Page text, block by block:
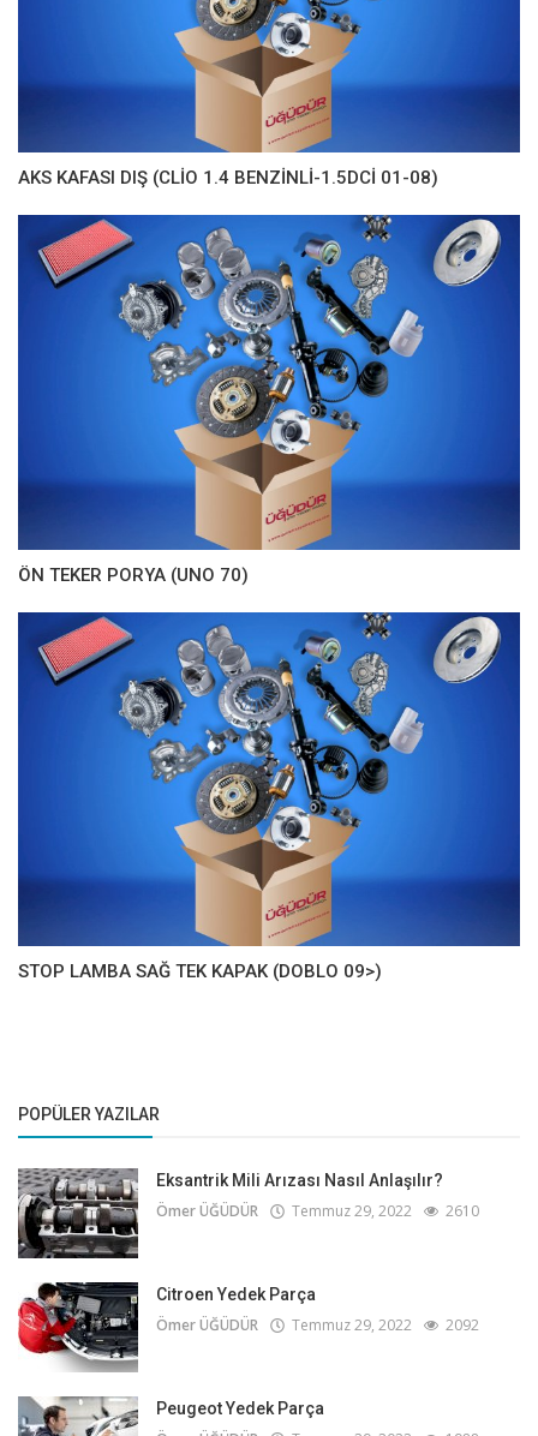
AKS KAFASI DIŞ (CLİO 1.4 BENZİNLİ-1.5DCİ 01-08)
ÖN TEKER PORYA (UNO 70)
STOP LAMBA SAĞ TEK KAPAK (DOBLO 09>)
POPÜLER YAZILAR
Eksantrik Mili Arızası Nasıl Anlaşılır?
Ömer ÜĞÜDÜR Temmuz 29, 2022 2610
Citroen Yedek Parça
Ömer ÜĞÜDÜR Temmuz 29, 2022 2092
Peugeot Yedek Parça